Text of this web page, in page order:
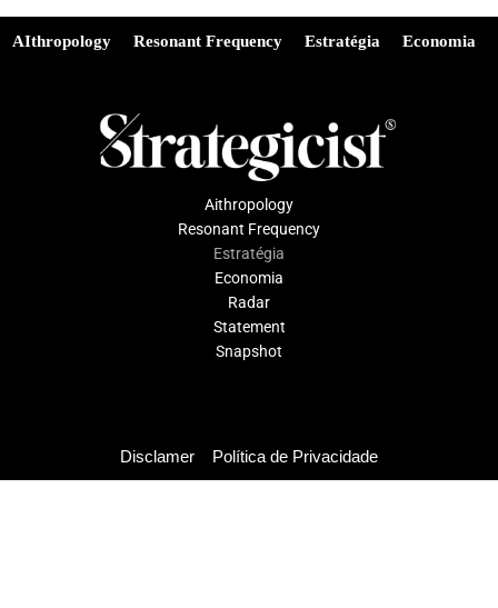
AIthropology Resonant Frequency Estratégia Economia
Aithropology
Resonant Frequency
Estratégia
Economia
Radar
Statement
Snapshot
Disclamer Política de Privacidade